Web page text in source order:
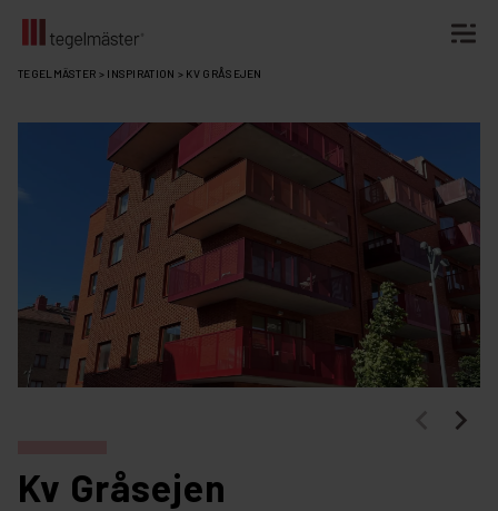
Fortsätt
TEGELMÄSTER > INSPIRATION > KV GRÅSEJEN
Kv Gråsejen